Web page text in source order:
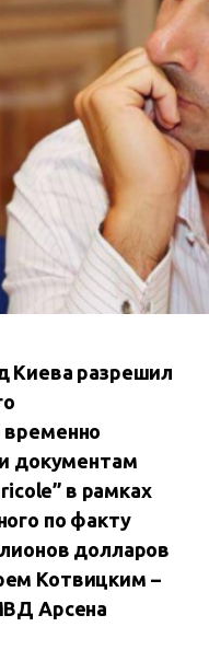
Киева разрешил
временно
документам
в рамках
по факту
долларов
Котвицким –
Арсена